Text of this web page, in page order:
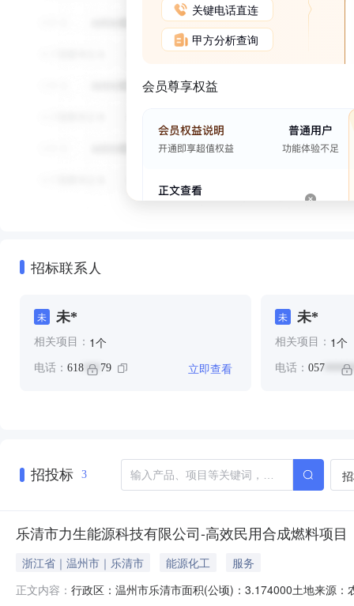
关键电话直连
甲方分析查询
会员尊享权益
招标联系人
未 未*
相关项目： 1个
电话： 618 *** 79 立即查看
未 未*
相关项目： 1个
电话： 057
招投标 3
乐清市力生能源科技有限公司-高效民用合成燃料项目
浙江省｜温州市｜乐清市 能源化工
服务
正文内容： 行政区：温州市乐清市面积(公顷)：3.174000土地来源